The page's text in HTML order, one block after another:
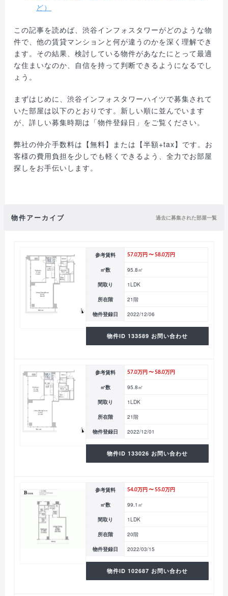
ど）
この記事を読めば、渋谷インフォスタワーがどのような物
件で、他の賃貸マンションと何が違うのかを深く理解でき
ます。その結果、検討している物件があなたにとって最適
な住まいなのか、自信を持って判断できるようになるでし
ょう。
まずはじめに、渋谷インフォスタワーハイツで募集されて
いた部屋は以下のとおりです。新しい順に並んでいます
が、詳しい募集時期は「物件登録日」をご覧ください。
弊社の仲介手数料は【無料】または【半額+tax】です。お
客様の費用負担を少しでも軽くできるよう、全力でお部屋
探しをお手伝いします。
物件アーカイブ 過去に募集された部屋一覧
参考賃料 57.0万円 〜 58.0万円
㎡数 95.8㎡
間取り 1LDK
所在階 21階
物件登録日 2022/12/06
物件ID 133589 お問い合わせ
参考賃料 57.0万円 〜 58.0万円
㎡数 95.8㎡
間取り 1LDK
所在階 21階
物件登録日 2022/12/01
物件ID 133026 お問い合わせ
参考賃料 54.0万円 〜 55.0万円
㎡数 99.1㎡
間取り 1LDK
所在階 20階
物件登録日 2022/03/15
物件ID 102687 お問い合わせ